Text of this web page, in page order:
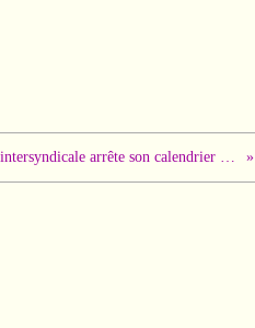
Rhône : l'intersyndicale arrête son calendrier de lutte pour obtenir le retrait de la réforme des retraites